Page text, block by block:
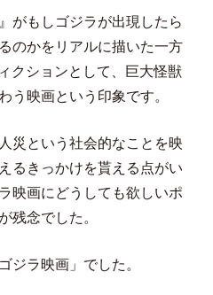
がもしゴジラが出現したら
のかをリアルに描いた一方
クションとして、巨大怪獣
う映画という印象です。
災という社会的なことを映
るきっかけを貰える点がい
映画にどうしても欲しいポ
残念でした。
ラ映画」でした。